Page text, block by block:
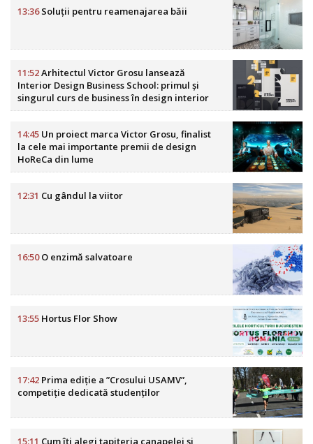
13:36Soluții pentru reamenajarea băii
11:52Arhitectul Victor Grosu lansează
Interior Design Business School: primul și
singurul curs de business în design interior
din România
14:45 Un proiect marca Victor Grosu, finalist
la cele mai importante premii de design
HoReCa din lume
12:31 Cu gândul la viitor
16:50O enzimă salvatoare
13:55 Hortus Flor Show
17:42 Prima ediție a ”Crosului USAMV”,
competiție dedicată studenților
15:11 Cum îți alegi tapițeria canapelei și